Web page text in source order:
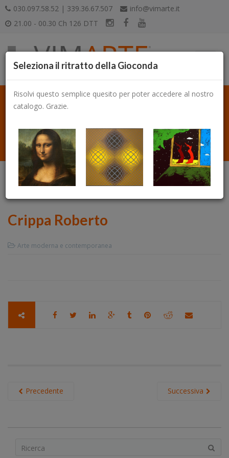
030.097.58.52 | 339.36.67.507
info@vimarte.it
21.00 - 00.30 Ch 126 DTT
Crippa Roberto
Arte moderna e contemporanea
Successiva
Precedente
Seleziona il ritratto della Gioconda
Risolvi questo semplice quesito per poter accedere al nostro
catalogo. Grazie.